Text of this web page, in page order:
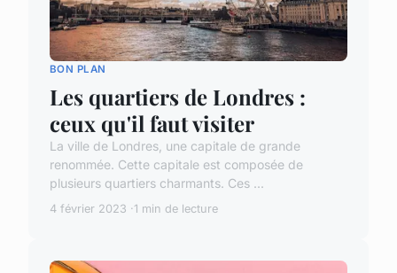
BON PLAN
Les quartiers de Londres :
ceux qu'il faut visiter
La ville de Londres, une capitale de grande
renommée. Cette capitale est composée de
plusieurs quartiers charmants. Ces ...
4 février 2023 1 min de lecture